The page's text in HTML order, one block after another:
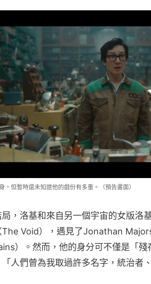
，但暫時還未知道他的戲份有多重。（預告畫面）
，洛基和來自另一個宇宙的女版洛
The Void），遇見了Jonathan
）。然而，他的身分可不僅是「殘
人們曾為我取過許多名字，統治者